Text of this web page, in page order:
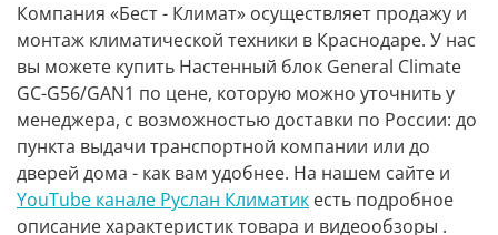
Компания «Бест - Климат» осуществляет продажу и
монтаж климатической техники в Краснодаре. У нас
вы можете купить Настенный блок General Climate
GC-G56/GAN1 по цене, которую можно уточнить у
менеджера, с возможностью доставки по России: до
пункта выдачи транспортной компании или до
дверей дома - как вам удобнее. На нашем сайте и
YouTube канале Руслан Климатик есть подробное
описание характеристик товара и видеообзоры .